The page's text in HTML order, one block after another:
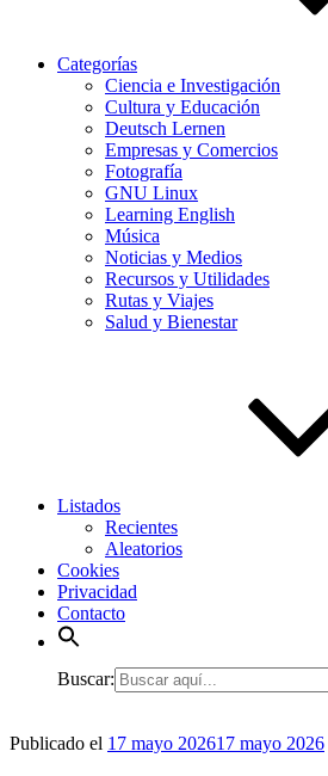
Categorías
Ciencia e Investigación
Cultura y Educación
Deutsch Lernen
Empresas y Comercios
Fotografía
GNU Linux
Learning English
Música
Noticias y Medios
Recursos y Utilidades
Rutas y Viajes
Salud y Bienestar
Listados
Recientes
Aleatorios
Cookies
Privacidad
Contacto
Buscar:
Publicado el 17 mayo 202617 mayo 2026